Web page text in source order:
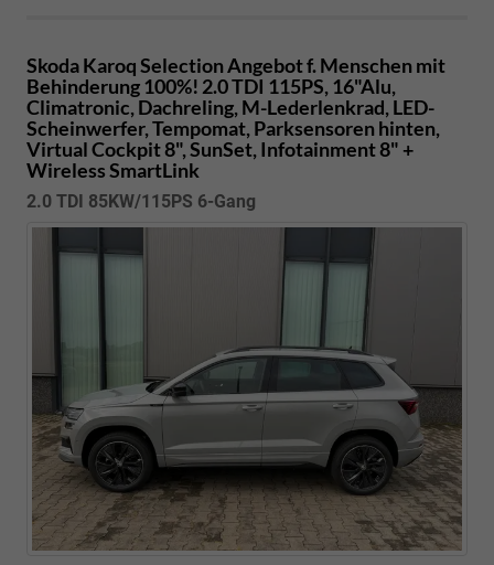
Skoda KaroqSelection Angebot f. Menschen mit
Behinderung 100%! 2.0 TDI 115PS, 16"Alu,
Climatronic, Dachreling, M-Lederlenkrad, LED-
Scheinwerfer, Tempomat, Parksensoren hinten,
Virtual Cockpit 8", SunSet, Infotainment 8" +
Wireless SmartLink
2.0 TDI 85KW/115PS 6-Gang